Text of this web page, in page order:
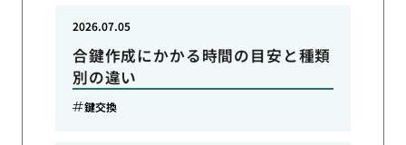
合鍵作成にかかる時間の目安と種類
別の違い
2026.07.05
鍵交換